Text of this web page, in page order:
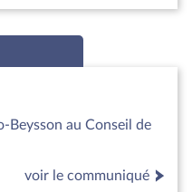
Beysson au Conseil de
voir le communiqué